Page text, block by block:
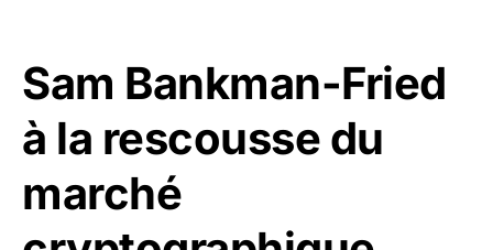
Sam Bankman-Fried
à la rescousse du
marché